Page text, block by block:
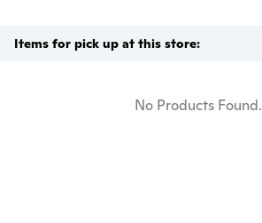
Items for pick up at this store:
No Products Found.